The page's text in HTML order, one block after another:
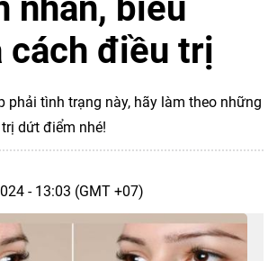
nhân, biểu
cách điều trị
phải tình trạng này, hãy làm theo những
dứt điểm nhé!
- 13:03 (GMT +07)